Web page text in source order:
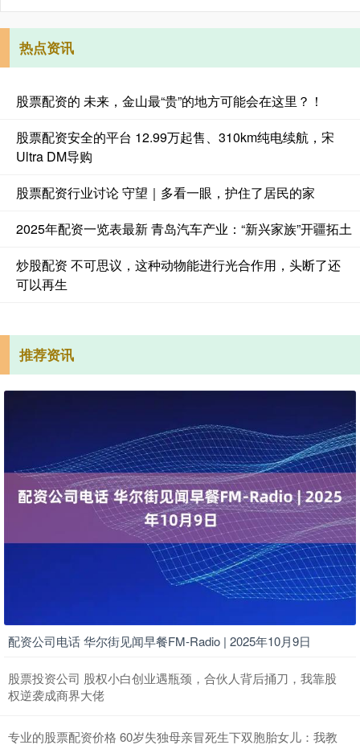
热点资讯
股票配资的 未来，金山最“贵”的地方可能会在这里？！
股票配资安全的平台 12.99万起售、310km纯电续航，宋
Ultra DM导购
股票配资行业讨论 守望｜多看一眼，护住了居民的家
2025年配资一览表最新 青岛汽车产业：“新兴家族”开疆拓土
炒股配资 不可思议，这种动物能进行光合作用，头断了还
可以再生
推荐资讯
配资公司电话 华尔街见闻早餐FM-Radio | 2025年10月9日
股票投资公司 股权小白创业遇瓶颈，合伙人背后捅刀，我靠股
权逆袭成商界大佬
专业的股票配资价格 60岁失独母亲冒死生下双胞胎女儿：我教